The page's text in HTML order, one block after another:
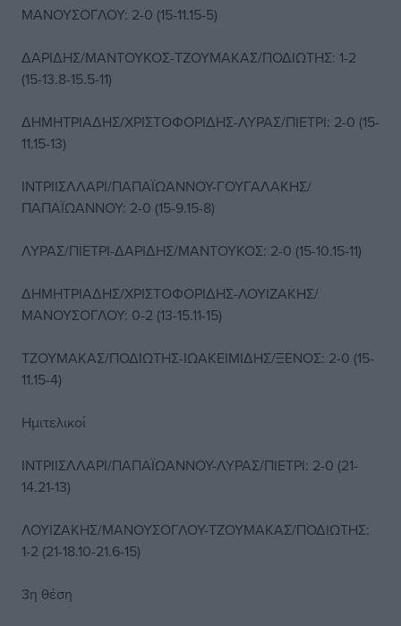
ΜΑΝΟΥΣΟΓΛΟΥ: 2-0 (15-11.15-5)
ΔΑΡΙΔΗΣ/ΜΑΝΤΟΥΚΟΣ-ΤΖΟΥΜΑΚΑΣ/ΠΟΔΙΩΤΗΣ: 1-2
(15-13.8-15.5-11)
ΔΗΜΗΤΡΙΑΔΗΣ/ΧΡΙΣΤΟΦΟΡΙΔΗΣ-ΛΥΡΑΣ/ΠΙΕΤΡΙ: 2-0 (15-
11.15-13)
ΙΝΤΡΙΙΣΛΛΑΡΙ/ΠΑΠΑΪΩΑΝΝΟΥ-ΓΟΥΓΑΛΑΚΗΣ/
ΠΑΠΑΪΩΑΝΝΟΥ: 2-0 (15-9.15-8)
ΛΥΡΑΣ/ΠΙΕΤΡΙ-ΔΑΡΙΔΗΣ/ΜΑΝΤΟΥΚΟΣ: 2-0 (15-10.15-11)
ΔΗΜΗΤΡΙΑΔΗΣ/ΧΡΙΣΤΟΦΟΡΙΔΗΣ-ΛΟΥΙΖΑΚΗΣ/
ΜΑΝΟΥΣΟΓΛΟΥ: 0-2 (13-15.11-15)
ΤΖΟΥΜΑΚΑΣ/ΠΟΔΙΩΤΗΣ-ΙΩΑΚΕΙΜΙΔΗΣ/ΞΕΝΟΣ: 2-0 (15-
11.15-4)
Ημιτελικοί
ΙΝΤΡΙΙΣΛΛΑΡΙ/ΠΑΠΑΪΩΑΝΝΟΥ-ΛΥΡΑΣ/ΠΙΕΤΡΙ: 2-0 (21-
14.21-13)
ΛΟΥΙΖΑΚΗΣ/ΜΑΝΟΥΣΟΓΛΟΥ-ΤΖΟΥΜΑΚΑΣ/ΠΟΔΙΩΤΗΣ:
1-2 (21-18.10-21.6-15)
3η θέση